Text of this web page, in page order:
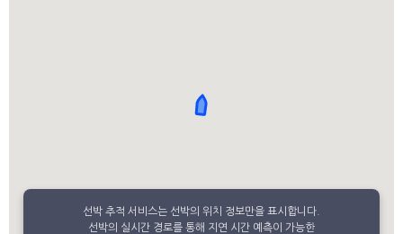
선박 추적 서비스는 선박의 위치 정보만을 표시합니다.
선박의 실시간 경로를 통해 지연 시간 예측이 가능한